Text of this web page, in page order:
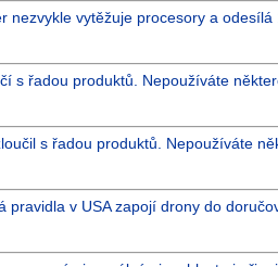
nezvykle vytěžuje procesory a
s řadou produktů. Nepoužíváte
s řadou produktů. Nepoužíváte
pravidla v USA zapojí drony do